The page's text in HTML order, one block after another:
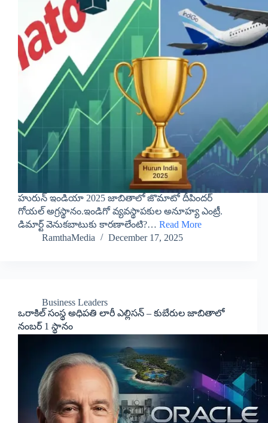
హురున్ ఇండియా 2025 జాబితాలో జొమాటో దీపిందర్
గోయల్ అగ్రస్థానం.ఇండిగో వ్యవస్థాపకుల అనూహ్య ఎంట్రీ.
డిమార్ట్ వెనుకబాటుకు కారణాలేంటి?… Read More
RamthaMedia
December 17, 2025
Business Leaders
​ఒరాకిల్ సంస్థ అధిపతి లారీ ఎల్లిసన్ – కుబేరుల జాబితాలో
నంబర్ 1 స్థానం